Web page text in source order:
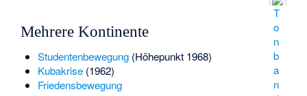
T
o
n
b
a
n
Mehrere Kontinente
Studentenbewegung(Höhepunkt 1968)
Kubakrise(1962)
Friedensbewegung